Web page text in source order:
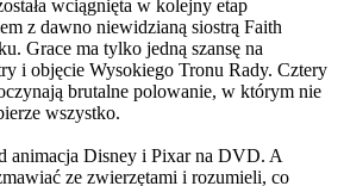
wciągnięta w kolejny etap
z dawno niewidzianą siostrą Faith
Grace ma tylko jedną szansę na
i objęcie Wysokiego Tronu Rady. Cztery
brutalne polowanie, w którym nie
wszystko.
animacja Disney i Pixar na DVD. A
ze zwierzętami i rozumieli, co